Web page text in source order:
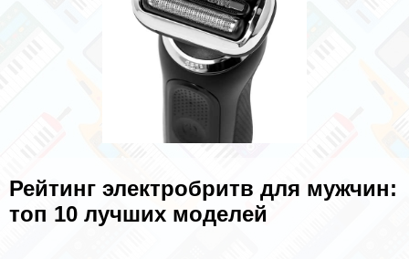
Рейтинг электробритв для мужчин:
топ 10 лучших моделей